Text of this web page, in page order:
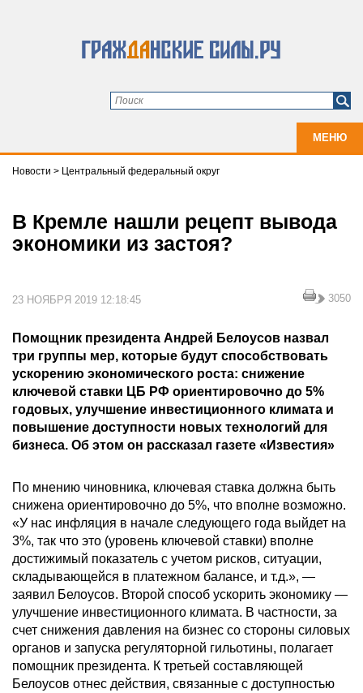
МЕНЮ
Новости > Центральный федеральный округ
В Кремле нашли рецепт вывода
экономики из застоя?
23 НОЯБРЯ 2019 12:18:45 3050
Помощник президента Андрей Белоусов назвал
три группы мер, которые будут способствовать
ускорению экономического роста: снижение
ключевой ставки ЦБ РФ ориентировочно до 5%
годовых, улучшение инвестиционного климата и
повышение доступности новых технологий для
бизнеса. Об этом он рассказал газете «Известия»
По мнению чиновника, ключевая ставка должна быть
снижена ориентировочно до 5%, что вполне возможно.
«У нас инфляция в начале следующего года выйдет на
3%, так что это (уровень ключевой ставки) вполне
достижимый показатель с учетом рисков, ситуации,
складывающейся в платежном балансе, и т.д.», —
заявил Белоусов. Второй способ ускорить экономику —
улучшение инвестиционного климата. В частности, за
счет снижения давления на бизнес со стороны силовых
органов и запуска регуляторной гильотины, полагает
помощник президента. К третьей составляющей
Белоусов отнес действия, связанные с доступностью